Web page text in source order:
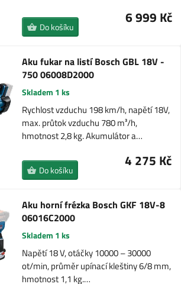
6 999 Kč
Do košíku
Aku fukar na listí Bosch GBL 18V -
750 06008D2000
Skladem 1 ks
Rychlost vzduchu 198 km/h, napětí 18V,
max. průtok vzduchu 780 m³/h,
hmotnost 2,8 kg. Akumulátor a…
4 275 Kč
Do košíku
Aku horní frézka Bosch GKF 18V-8
06016C2000
Skladem 1 ks
Napětí 18 V, otáčky 10000 – 30000
ot/min, průměr upínací kleštiny 6/8 mm,
hmotnost 1,1 kg.…